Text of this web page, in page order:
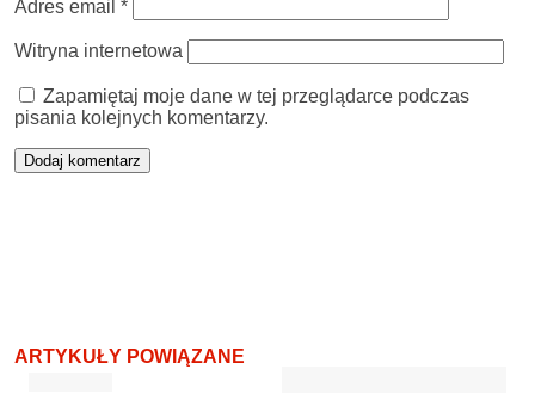
Adres email *
Witryna internetowa
Zapamiętaj moje dane w tej przeglądarce podczas
pisania kolejnych komentarzy.
ARTYKUŁY POWIĄZANE